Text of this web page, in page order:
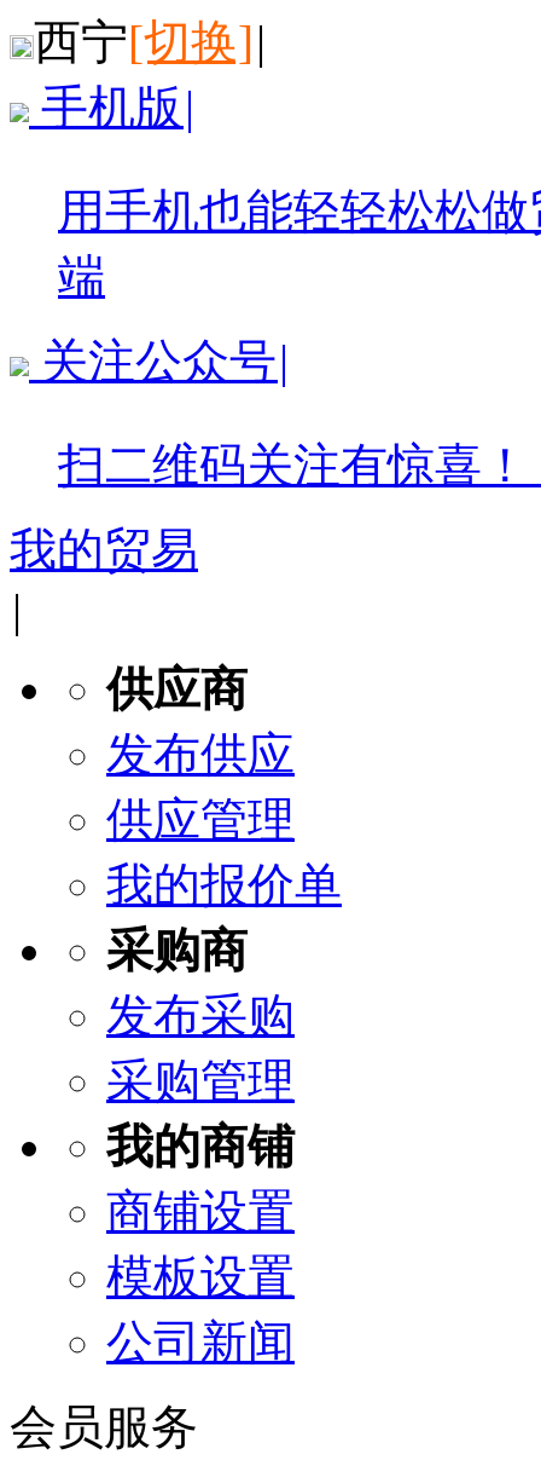
西宁[切换]|
手机版 |
用手机也能轻轻松松
端
关注公众号|
扫二维码关注有惊喜！
我的贸易
|
供应商
发布供应
供应管理
我的报价单
采购商
发布采购
采购管理
我的商铺
商铺设置
模板设置
公司新闻
会员服务